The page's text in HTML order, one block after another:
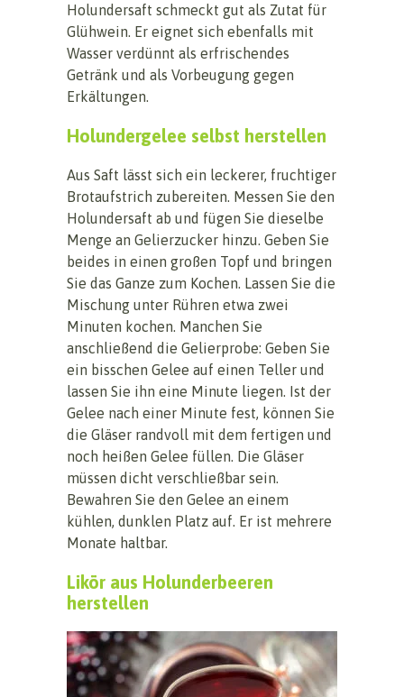
Holundersaft schmeckt gut als Zutat für
Glühwein. Er eignet sich ebenfalls mit
Wasser verdünnt als erfrischendes
Getränk und als Vorbeugung gegen
Erkältungen.
Holundergelee selbst herstellen
Aus Saft lässt sich ein leckerer, fruchtiger
Brotaufstrich zubereiten. Messen Sie den
Holundersaft ab und fügen Sie dieselbe
Menge an Gelierzucker hinzu. Geben Sie
beides in einen großen Topf und bringen
Sie das Ganze zum Kochen. Lassen Sie die
Mischung unter Rühren etwa zwei
Minuten kochen. Manchen Sie
anschließend die Gelierprobe: Geben Sie
ein bisschen Gelee auf einen Teller und
lassen Sie ihn eine Minute liegen. Ist der
Gelee nach einer Minute fest, können Sie
die Gläser randvoll mit dem fertigen und
noch heißen Gelee füllen. Die Gläser
müssen dicht verschließbar sein.
Bewahren Sie den Gelee an einem
kühlen, dunklen Platz auf. Er ist mehrere
Monate haltbar.
Likör aus Holunderbeeren
herstellen